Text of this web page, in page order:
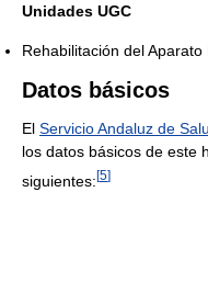
Unidades UGC
Rehabilitación del
Datos básicos
El Servicio Andaluz de
los datos básicos de este
siguientes:[5]